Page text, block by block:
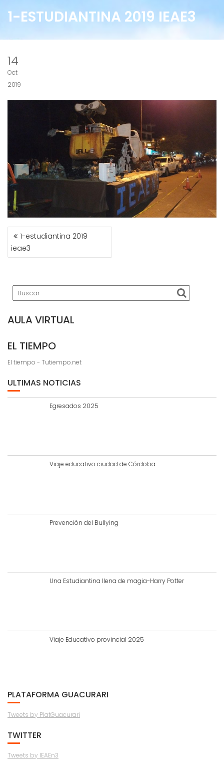
1-ESTUDIANTINA 2019 IEAE3
14
Oct
2019
NAVEGACIÓN
DE
ENTRADAS
1-estudiantina 2019
ieae3
AULA VIRTUAL
EL TIEMPO
El tiempo - Tutiempo.net
ULTIMAS NOTICIAS
Egresados 2025
Viaje educativo ciudad de Córdoba
Prevención del Bullying
Una Estudiantina llena de magia-Harry Potter
Viaje Educativo provincial 2025
PLATAFORMA GUACURARI
Tweets by PlatGuacurari
TWITTER
Tweets by IEAEn3